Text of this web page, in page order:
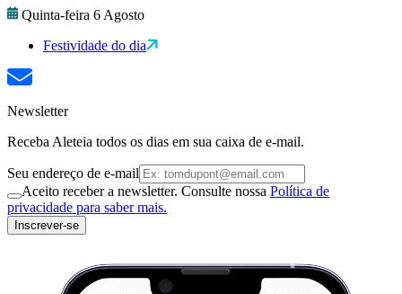
Quinta-feira 6 Agosto
Festividade do dia
Newsletter
Receba Aleteia todos os dias em sua caixa de e-mail.
Seu endereço de e-mail
Aceito receber a newsletter. Consulte nossa Política de
privacidade para saber mais.
Inscrever-se